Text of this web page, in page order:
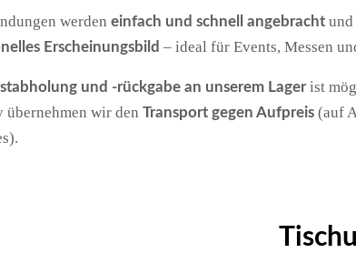
werden einfach und schnell angebracht
Erscheinungsbild – ideal für Events, Messen
und -rückgabe an unserem Lagerist
wir den Transport gegen Aufpreis (auf